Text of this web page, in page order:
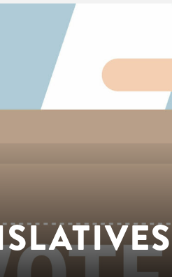
ACTUALITÉS &
ÉVÈNEMENTS